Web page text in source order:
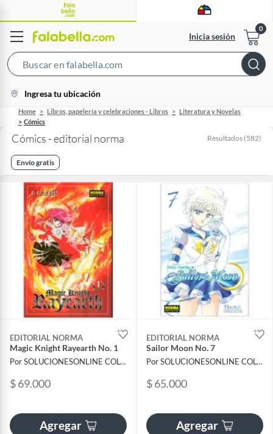
Inicia sesión
Bar
location-
icon
Ingresa tu ubicación
Home Libros, papelería y celebraciones - Libros
Literatura y Novelas
Cómics
Cómics - editorial norma Resultados (582)
Envío gratis
EDITORIAL NORMA
Magic Knight Rayearth No. 1
Por SOLUCIONESONLINE COLOMBIA SAS
$ 69.000
Agregar
EDITORIAL NORMA
Sailor Moon No. 7
Por SOLUCIONESONLINE COLOMBIA SAS
$ 65.000
Agregar